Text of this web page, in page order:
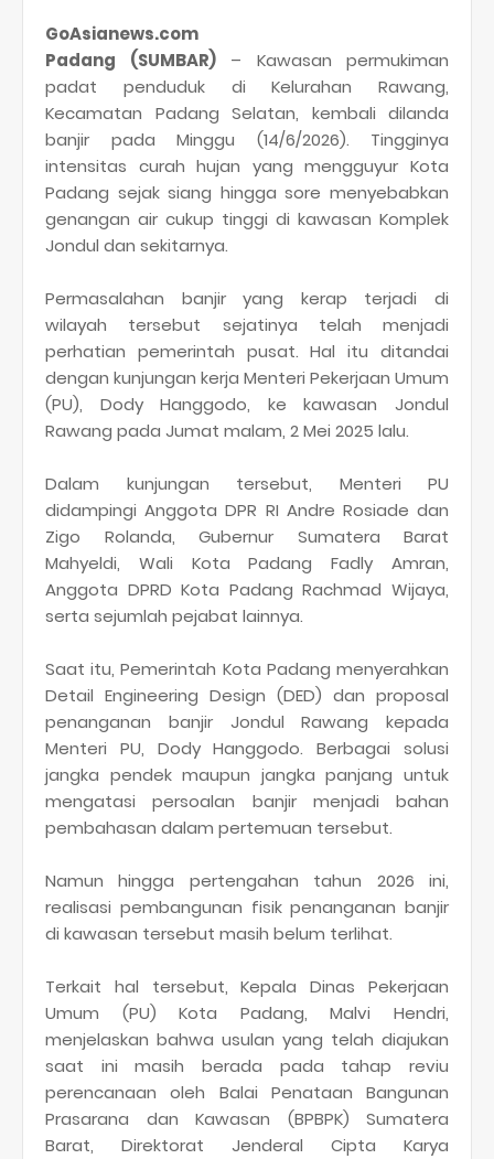
GoAsianews.com
Padang (SUMBAR)– Kawasan permukiman
padat penduduk di Kelurahan Rawang,
Kecamatan Padang Selatan, kembali dilanda
banjir pada Minggu (14/6/2026). Tingginya
intensitas curah hujan yang mengguyur Kota
Padang sejak siang hingga sore menyebabkan
genangan air cukup tinggi di kawasan Komplek
Jondul dan sekitarnya.
Permasalahan banjir yang kerap terjadi di
wilayah tersebut sejatinya telah menjadi
perhatian pemerintah pusat. Hal itu ditandai
dengan kunjungan kerja Menteri Pekerjaan Umum
(PU), Dody Hanggodo, ke kawasan Jondul
Rawang pada Jumat malam, 2 Mei 2025 lalu.
Dalam kunjungan tersebut, Menteri PU
didampingi Anggota DPR RI Andre Rosiade dan
Zigo Rolanda, Gubernur Sumatera Barat
Mahyeldi, Wali Kota Padang Fadly Amran,
Anggota DPRD Kota Padang Rachmad Wijaya,
serta sejumlah pejabat lainnya.
Saat itu, Pemerintah Kota Padang menyerahkan
Detail Engineering Design (DED) dan proposal
penanganan banjir Jondul Rawang kepada
Menteri PU, Dody Hanggodo. Berbagai solusi
jangka pendek maupun jangka panjang untuk
mengatasi persoalan banjir menjadi bahan
pembahasan dalam pertemuan tersebut.
Namun hingga pertengahan tahun 2026 ini,
realisasi pembangunan fisik penanganan banjir
di kawasan tersebut masih belum terlihat.
Terkait hal tersebut, Kepala Dinas Pekerjaan
Umum (PU) Kota Padang, Malvi Hendri,
menjelaskan bahwa usulan yang telah diajukan
saat ini masih berada pada tahap reviu
perencanaan oleh Balai Penataan Bangunan
Prasarana dan Kawasan (BPBPK) Sumatera
Barat, Direktorat Jenderal Cipta Karya